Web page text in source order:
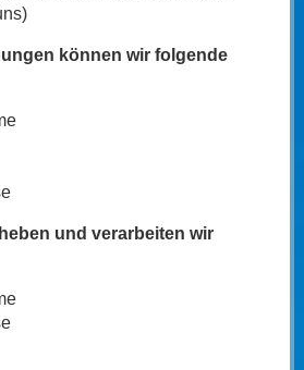
können wir folgende
und verarbeiten wir